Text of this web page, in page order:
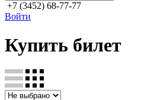
+7 (3452) 68-77-77
Войти
Купить билет